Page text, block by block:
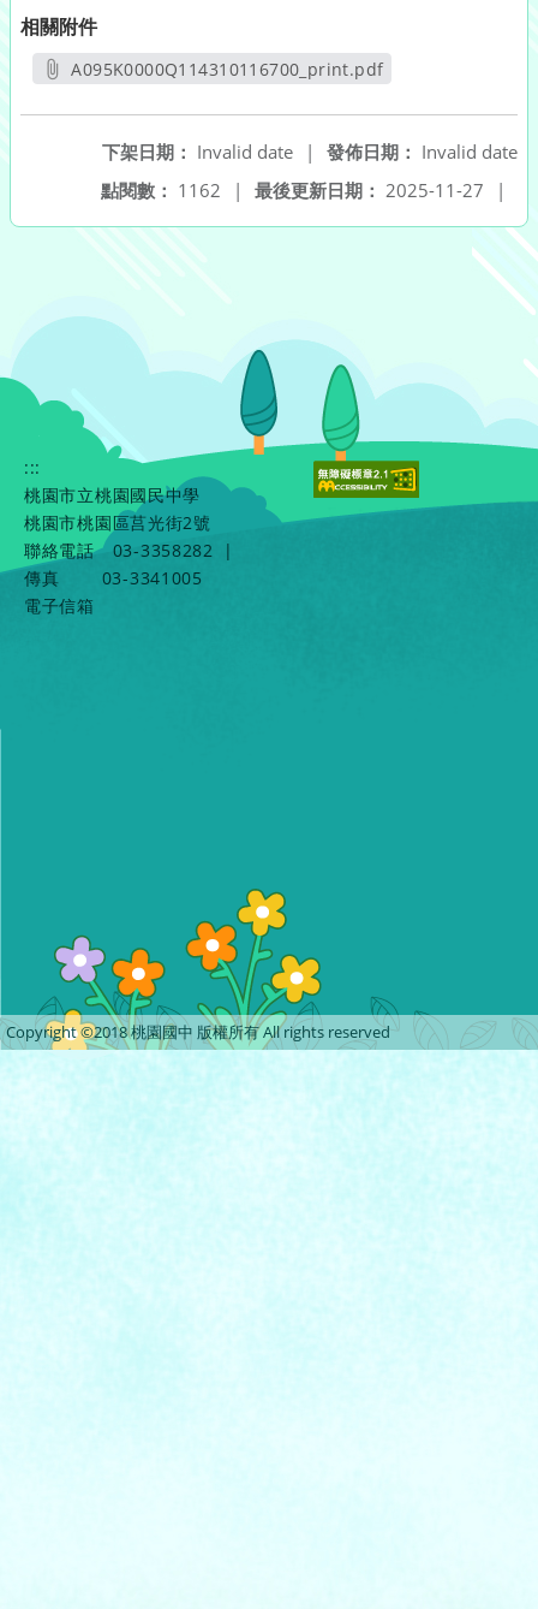
相關附件
A095K0000Q114310116700_print.pdf
發佈日期： Invalid date
下架日期： Invalid date
|
最後更新日期： 2025-11-27 |
點閱數： 1162 |
:::
桃園市立桃園國民中學
桃園市桃園區莒光街2號
聯絡電話
03-3358282
|
傳真
03-3341005
電子信箱
Copyright ©2018 桃園國中 版權所有 All rights reserved